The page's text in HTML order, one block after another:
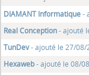
DIAMANT Informatique-
Real Conception- ajouté
TunDev- ajouté le 27/08/
Hexaweb- ajouté le 08/